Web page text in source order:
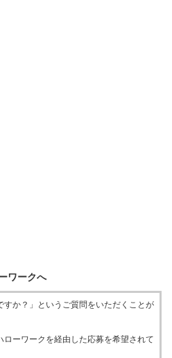
ワークへ
すか？」というご質問をいただくことが
ーワークを経由した応募を希望されて